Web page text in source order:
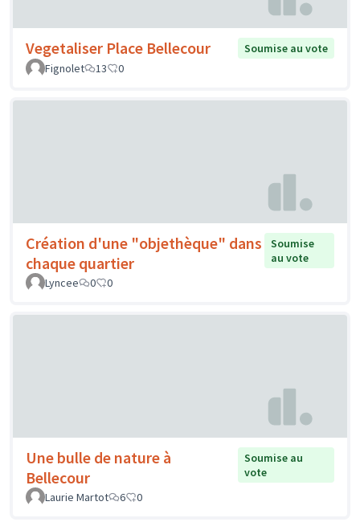
Vegetaliser Place Bellecour
Soumise au vote
Fignolet
13 0
Création d'une "objethèque" dans
chaque quartier
Soumise
au vote
Lyncee
0 0
Une bulle de nature à
Bellecour
Soumise au
vote
Laurie Martot
6 0